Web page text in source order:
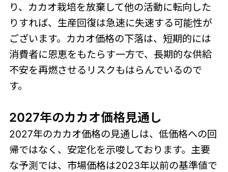
り、カカオ栽培を放棄して他の活動に転向した
りすれば、生産回復は急速に失速する可能性が
ございます。カカオ価格の下落は、短期的には
消費者に恩恵をもたらす一方で、長期的な供給
不安を再燃させるリスクもはらんでいるので
す。
2027年のカカオ価格見通し
2027年のカカオ価格の見通しは、低価格への回
帰ではなく、安定化を示唆しております。主要
な予測では、市場価格は2023年以前の基準値で